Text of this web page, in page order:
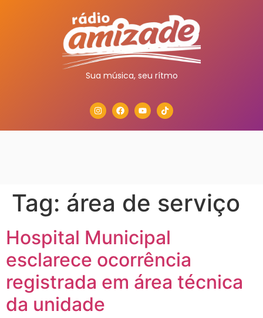
Sua música, seu rítmo
Tag: área de serviço
Hospital Municipal
esclarece ocorrência
registrada em área técnica
da unidade